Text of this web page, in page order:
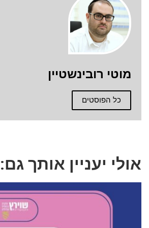
מוטי רובינשטיין
כל הפוסטים
אולי יעניין אותך גם: